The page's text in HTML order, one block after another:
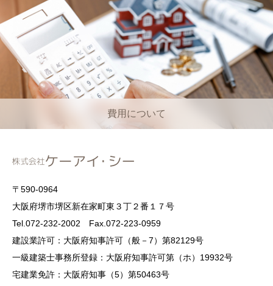
費用について
〒590-0964
大阪府堺市堺区新在家町東３丁２番１７号
Tel.072-232-2002 Fax.072-223-0959
建設業許可：大阪府知事許可（般－7）第82129号
一級建築士事務所登録：大阪府知事許可第（ホ）19932号
宅建業免許：大阪府知事（5）第50463号